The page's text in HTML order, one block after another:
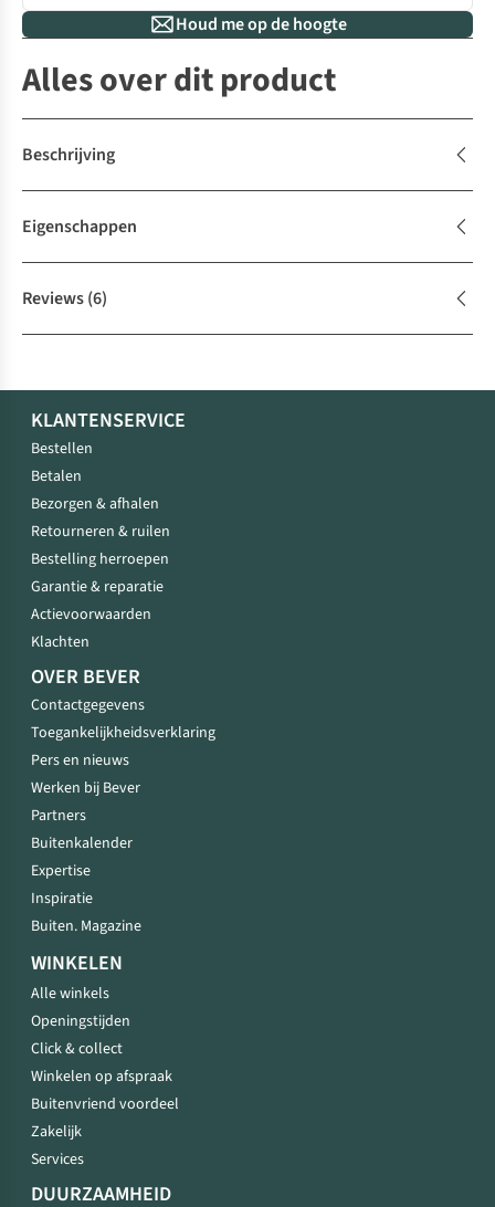
Houd me op de hoogte
Alles over dit product
Beschrijving
Eigenschappen
Reviews(6)
KLANTENSERVICE
Bestellen
Betalen
Bezorgen & afhalen
Retourneren & ruilen
Bestelling herroepen
Garantie & reparatie
Actievoorwaarden
Klachten
OVER BEVER
Contactgegevens
Toegankelijkheidsverklaring
Pers en nieuws
Werken bij Bever
Partners
Buitenkalender
Expertise
Inspiratie
Buiten. Magazine
WINKELEN
Alle winkels
Openingstijden
Click & collect
Winkelen op afspraak
Buitenvriend voordeel
Zakelijk
Services
DUURZAAMHEID